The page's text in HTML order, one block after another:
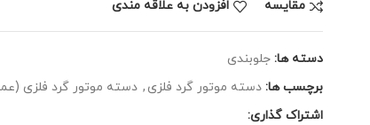
مقايسه افزودن به علاقه مندی
دسته ها: جلوبندی
برچسب ها: دسته موتور گرد فلزی , دسته موتور گرد فلزی
اشتراک گذاری: